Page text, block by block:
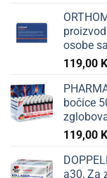
osobe
119,00
bočice
119,00
a30, Za